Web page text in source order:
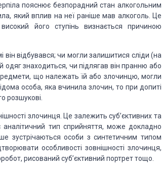
пояснює безпорадний стан алкогольним
який вплив на неї раніше мав алкоголь. Це
високий його ступінь визнається причиною
він відбувався; чи могли залишитися сліди (на
одяг знаходиться, чи підлягав він пранню або
предмети, що належать їй або злочинцю, могли
особа, яка вчинила злочин, то при допиті
розшукові.
злочинця. Це залежить суб’єктивних та
аналітичний тип сприйняття, може докладно
зустрічаються особи з синтетичним типом
особливості зовнішності злочинця,
рисований суб’єктивний портрет тощо.